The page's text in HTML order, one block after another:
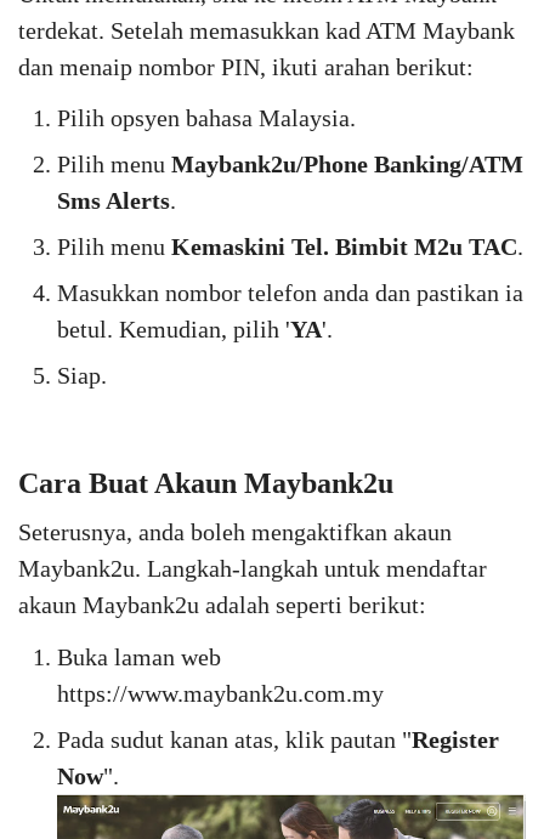
terdekat. Setelah memasukkan kad ATM Maybank
dan menaip nombor PIN, ikuti arahan berikut:
Pilih opsyen bahasa Malaysia.
Pilih menu Maybank2u/Phone Banking/ATM
Sms Alerts.
Pilih menu Kemaskini Tel. Bimbit M2u TAC.
Masukkan nombor telefon anda dan pastikan ia
betul. Kemudian, pilih 'YA'.
Siap.
Cara Buat Akaun Maybank2u
Seterusnya, anda boleh mengaktifkan akaun
Maybank2u. Langkah-langkah untuk mendaftar
akaun Maybank2u adalah seperti berikut:
Buka laman web
https://www.maybank2u.com.my
Pada sudut kanan atas, klik pautan "Register
Now".